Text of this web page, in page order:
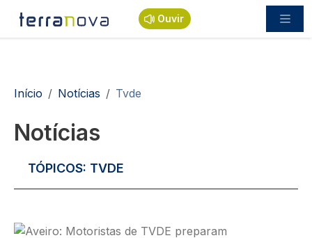
Passar para o conteúdo principal
Ouvir
Navegação estrutural
Início Notícias Tvde
Notícias
TÓPICOS: TVDE
Imagem